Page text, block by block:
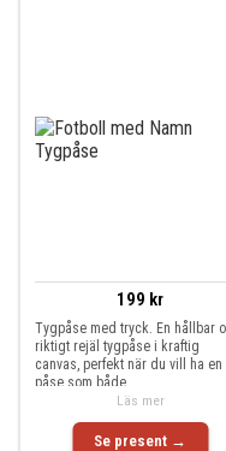
199 kr
Tygpåse med tryck. En hållbar
riktigt rejäl tygpåse i kraftig
canvas, perfekt när du vill ha en
påse som både
Se present →
Läs mer